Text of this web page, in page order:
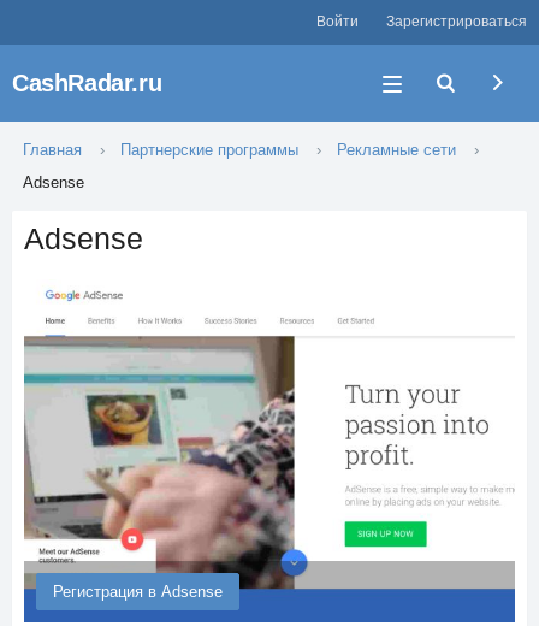
Войти Зарегистрироваться
CashRadar.ru
Главная Партнерские программы
Рекламные сети
Adsense
Adsense
Регистрация в Adsense